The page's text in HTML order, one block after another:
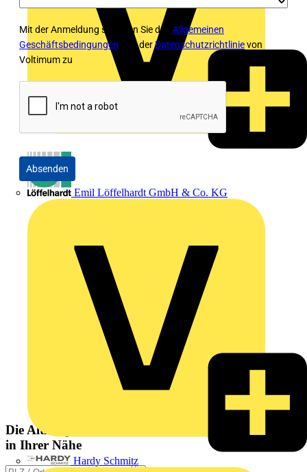
Emil Löffelhardt GmbH & Co. KG
Hardy Schmitz
Mit der Anmeldung stimmen Sie den Allgemeinen
Geschäftsbedingungen und derDatenschutzrichtlinievon
Voltimum zu
Absenden
Die Altlampen Sammelstelle
in Ihrer Nähe